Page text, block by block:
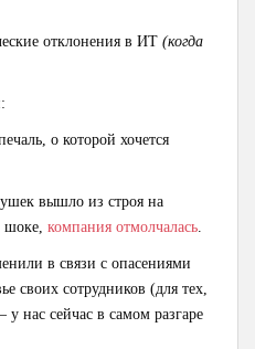
отклонения в ИТ (когда
о которой хочется
вышло из строя на
шоке, компания отмолчалась.
в связи с опасениями
своих сотрудников (для тех,
нас сейчас в самом разгаре